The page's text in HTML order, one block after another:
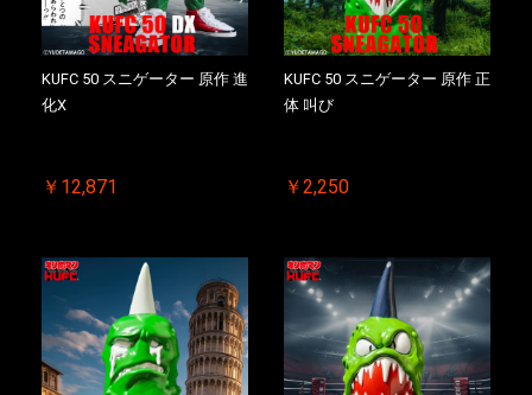
KUFC 50 スニゲーター 原作 進
化X
￥12,871
KUFC 50 スニゲーター 原作 正
体 叫び
￥2,250